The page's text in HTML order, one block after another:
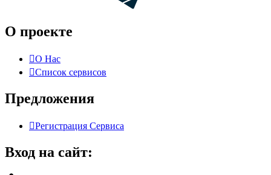
О проекте
О Нас
Список сервисов
Предложения
Регистрация Сервиса
Вход на сайт: